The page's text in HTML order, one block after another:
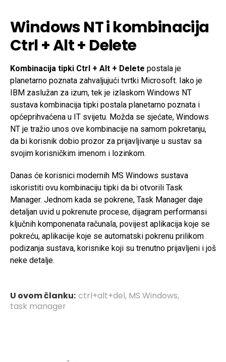
Windows NT i kombinacija
Ctrl + Alt + Delete
Kombinacija tipki Ctrl + Alt + Delete postala je
planetarno poznata zahvaljujući tvrtki Microsoft. Iako je
IBM zaslužan za izum, tek je izlaskom Windows NT
sustava kombinacija tipki postala planetarno poznata i
općeprihvaćena u IT svijetu. Možda se sjećate, Windows
NT je tražio unos ove kombinacije na samom pokretanju,
da bi korisnik dobio prozor za prijavljivanje u sustav sa
svojim korisničkim imenom i lozinkom.
Danas će korisnici modernih MS Windows sustava
iskoristiti ovu kombinaciju tipki da bi otvorili Task
Manager. Jednom kada se pokrene, Task Manager daje
detaljan uvid u pokrenute procese, dijagram performansi
ključnih komponenata računala, povijest aplikacija koje se
pokreću, aplikacije koje se automatski pokrenu prilikom
podizanja sustava, korisnike koji su trenutno prijavljeni i još
neke detalje.
U ovom članku: ctrl+alt+del, MS Windows,
task manager